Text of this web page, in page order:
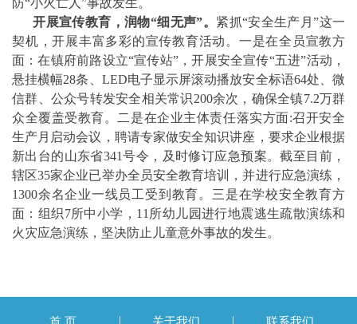
防“小火亡人”事故发生。
开展宣传教育，润物“细无声”。 紧抓“安全生产月”这一
契机，开展丰富多彩的宣传教育活动。一是在全员宣教方
面：在镇府前路设立“宣传站”，开展安全宣传“五进”活动，
悬挂横幅28条、LED电子显示屏滚动播放安全标语64处、微
信群、公众号转发安全相关常识200余次，确保全镇7.2万群
众全覆盖受教育。二是在企业主体责任落实方面:召开安全
生产月启动会议，聘请专家做安全知识讲座，要求企业根据
新出台的山东省341号令，及时修订应急预案。截至目前，
辖区35家企业已举办全员安全教育培训，并进行应急演练，
1300余名企业一线员工受到教育。三是在学校安全教育方
面：组织7所中小学，11所幼儿园进行地震逃生疏散演练和
火灾应急演练，坚决防止儿童意外事故的发生。